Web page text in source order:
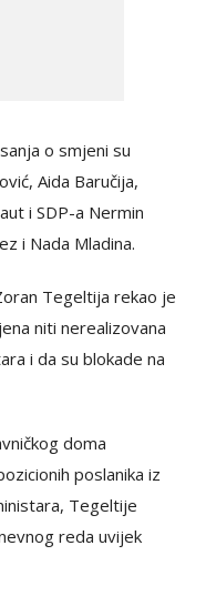
o smjeni su
Aida Baručija,
i SDP-a Nermin
i Nada Mladina.
Tegeltija rekao je
niti nerealizovana
i da su blokade na
doma
poslanika iz
Tegeltije
reda uvijek